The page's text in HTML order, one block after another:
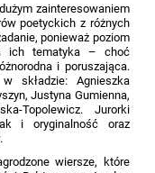
zainteresowaniem
poetyckich z różnych
ponieważ poziom
ich tematyka – choć
i poruszająca.
składzie: Agnieszka
Justyna Gumienna,
Topolewicz. Jurorki
i oryginalność oraz
wiersze, które